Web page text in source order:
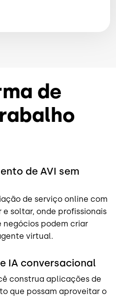
de
de AVI sem
de serviço online com
e soltar, onde profissionais
negócios podem criar
virtual.
IA conversacional
construa aplicações de
que possam aproveitar o